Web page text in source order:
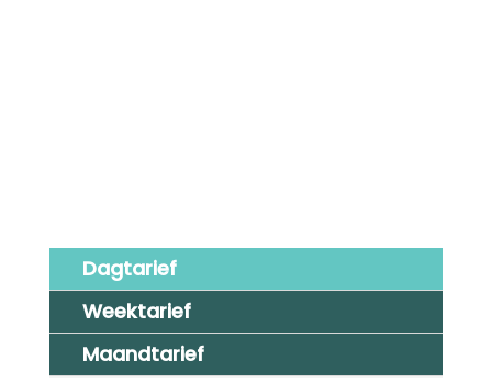
Dagtarief
Weektarief
Maandtarief